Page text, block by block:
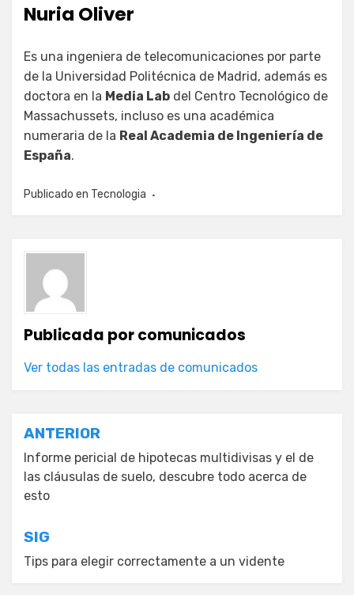
Nuria Oliver
Es una ingeniera de telecomunicaciones por parte
de la Universidad Politécnica de Madrid, además es
doctora en la Media Lab del Centro Tecnológico de
Massachussets, incluso es una académica
numeraria de la Real Academia de Ingeniería de
España.
Publicado en Tecnologia
Publicada porcomunicados
Ver todas las entradas de comunicados
Navegación
de
entradas
ANTERIOR
Informe pericial de hipotecas multidivisas y el de
las cláusulas de suelo, descubre todo acerca de
esto
SIG
Tips para elegir correctamente a un vidente